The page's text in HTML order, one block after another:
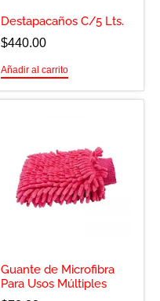
Destapacaños C/5 Lts.
$440.00
Añadir al carrito
Guante de Microfibra
Para Usos Múltiples